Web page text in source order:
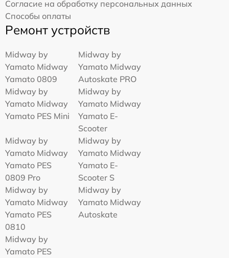
Согласие на обработку персональных данных
Способы оплаты
Ремонт устройств
Midway by
Yamato Midway
Yamato 0809
Midway by
Yamato Midway
Autoskate PRO
Midway by
Yamato Midway
Yamato PES Mini
Midway by
Yamato Midway
Yamato E-
Scooter
Midway by
Yamato Midway
Yamato PES
0809 Pro
Midway by
Yamato Midway
Yamato E-
Scooter S
Midway by
Yamato Midway
Yamato PES
0810
Midway by
Yamato Midway
Autoskate
Midway by
Yamato PES